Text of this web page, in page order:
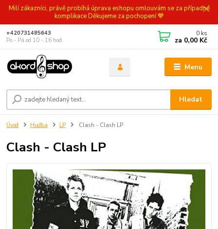
Milí zákazníci, právě probíhá úprava eshopu omlouvám se za případné
komplikace Děkujeme za pochopení 💙
Menu
Hledat
+420731485643
Po - Pá od 10 - 16 hod.
0 ks
za 0,00 Kč
Úvod Hudba LP Clash - Clash LP
Clash - Clash LP